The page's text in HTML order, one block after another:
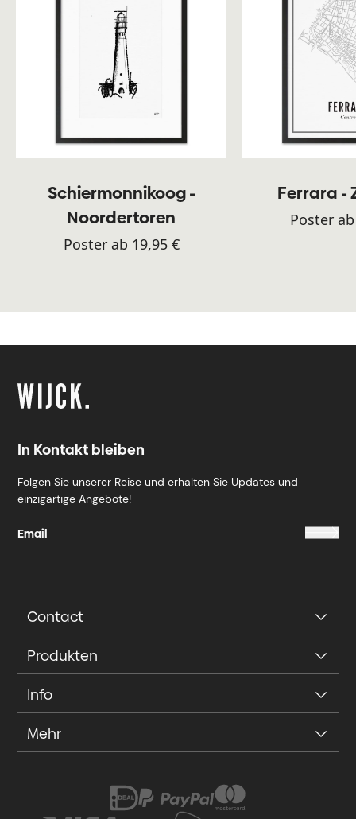
Schiermonnikoog -
Noordertoren
Poster ab 19,95 €
Ferrara -
Poster
In Kontakt bleiben
Folgen Sie unserer Reise und erhalten Sie Updates und
einzigartige Angebote!
Contact
Produkten
Info
Mehr